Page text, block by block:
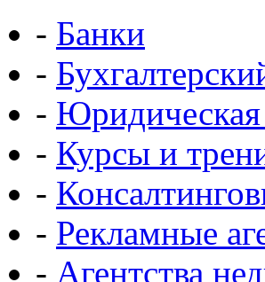
- Банки
-
-
- Курсы и
-
- Рекламные
- Агентства